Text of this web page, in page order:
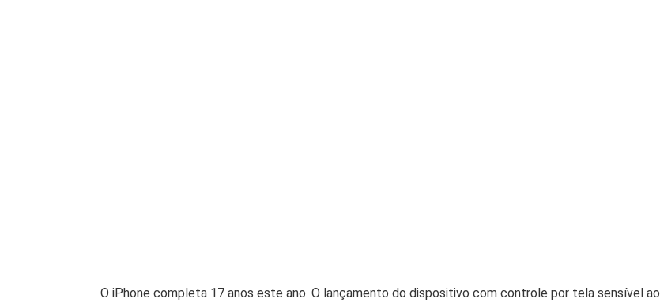
O iPhone completa 17 anos este ano. O lançamento do dispositivo com controle por tela sensível ao